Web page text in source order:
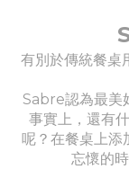
有別於傳統餐桌
Sabre認為最美
事實上，還有
呢？在餐桌上添
忘懷的